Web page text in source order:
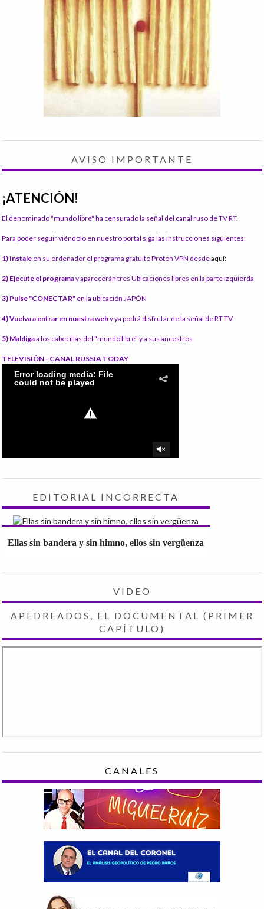
AVISO IMPORTANTE
¡ATENCIÓN!
El denominado "mundo libre" ha censurado la señal del canal ruso de TV RT.
Para poder seguir viéndolo en nuestro portal siga las instrucciones siguientes:
1) Instale en su ordenador el programa gratuito Proton VPN desdeaquí:
2) Ejecute el programay aparecerán tres Ubicaciones libres en la parte izquierda
3) Pulse "CONECTAR" en la ubicación JAPÓN
4) Vuelva a entrar en nuestra weby ya podrá disfrutar de la señal de RT TV
5) Maldigaa los cabecillas del "mundo libre" y a sus ancestros
TELEVISIÓN - CANAL RUSSIA TODAY
EDITORIAL INCORRECTA
Ellas sin bandera y sin himno, ellos sin vergüenza
VIDEO
APEDREADOS, EL DOCUMENTAL (PRIMER
CAPÍTULO)
CANALES